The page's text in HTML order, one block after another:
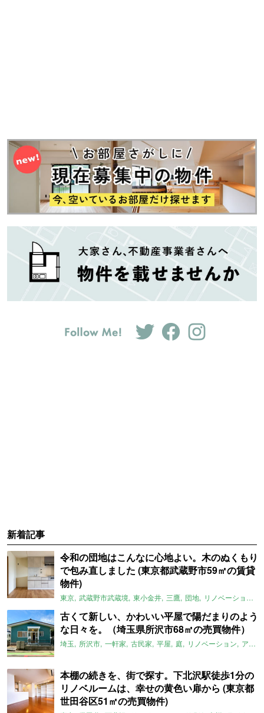
新着記事
令和の団地はこんなに心地よい。木のぬくもり
で包み直しました (東京都武蔵野市59㎡の賃貸
物件)
東京 武蔵野市武蔵境 東小金井 三鷹 団地 リノベーション
古くて新しい、かわいい平屋で陽だまりのよう
な日々を。（埼玉県所沢市68㎡の売買物件）
埼玉 所沢市 一軒家 古民家 平屋 庭 リノベーション アメリカンハウス
本棚の続きを、街で探す。下北沢駅徒歩1分の
リノベルームは、幸せの黄色い扉から (東京都
世田谷区51㎡の売買物件)